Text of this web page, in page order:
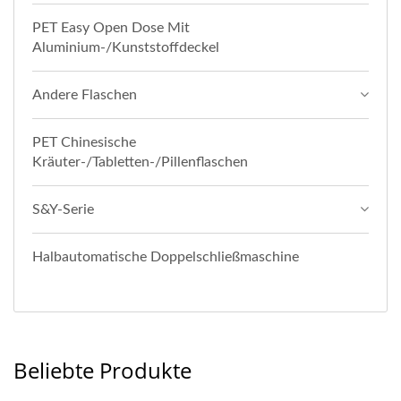
PET Easy Open Dose Mit
Aluminium-/Kunststoffdeckel
Andere Flaschen
PET Chinesische
Kräuter-/Tabletten-/Pillenflaschen
S&Y-Serie
Halbautomatische Doppelschließmaschine
Beliebte Produkte